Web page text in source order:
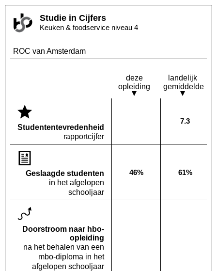
Studie in Cijfers
Keuken & foodservice niveau 4
ROC van Amsterdam
deze
opleiding
landelijk
gemiddelde
Studenten­tevredenheid
rapportcijfer
Deze opleiding:
Geen waarde bekend
Landelijk
7.3
Geslaagde studenten
in het afgelopen
schooljaar
Deze opleiding:
46% Landelijk
61%
Doorstroom naar hbo-
opleiding
na het behalen van een
mbo-diploma in het
afgelopen schooljaar